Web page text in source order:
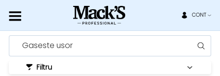
CONT
Gaseste usor
Filtru